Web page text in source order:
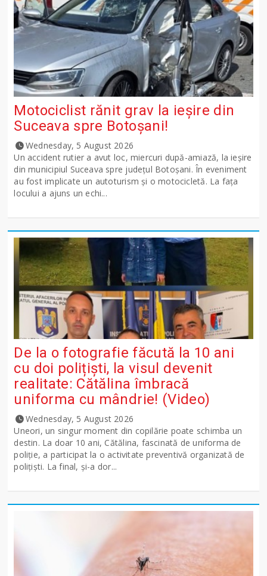
Motociclist rănit grav la ieșire din
Suceava spre Botoșani!
Wednesday, 5 August 2026
Un accident rutier a avut loc, miercuri după-amiază, la ieșire
din municipiul Suceava spre județul Botoșani. În eveniment
au fost implicate un autoturism și o motocicletă. La fața
locului a ajuns un echi...
De la o fotografie făcută la 10 ani
cu doi polițiști, la visul devenit
realitate: Cătălina îmbracă
uniforma cu mândrie! (Video)
Wednesday, 5 August 2026
Uneori, un singur moment din copilărie poate schimba un
destin. La doar 10 ani, Cătălina, fascinată de uniforma de
poliție, a participat la o activitate preventivă organizată de
polițiști. La final, și-a dor...